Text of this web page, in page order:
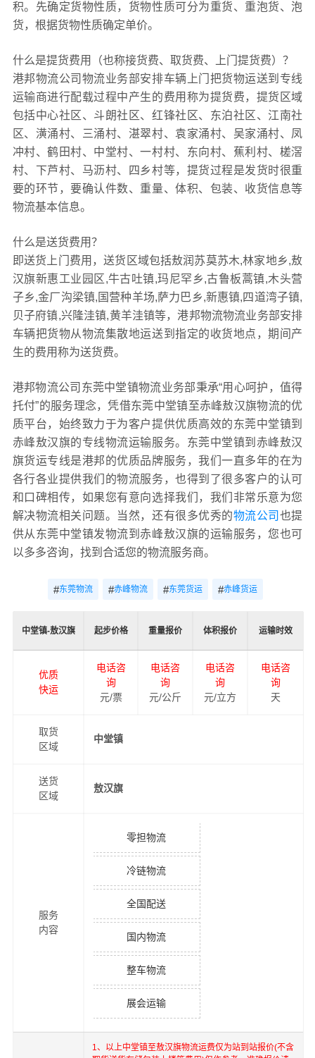
积。先确定货物性质，货物性质可分为重货、重泡货、泡
货，根据货物性质确定单价。
什么是提货费用（也称接货费、取货费、上门提货费）？
港邦物流公司物流业务部安排车辆上门把货物运送到专线
运输商进行配载过程中产生的费用称为提货费，提货区域
包括中心社区、斗朗社区、红锋社区、东泊社区、江南社
区、潢涌村、三涌村、湛翠村、袁家涌村、吴家涌村、凤
冲村、鹤田村、中堂村、一村村、东向村、蕉利村、槎滘
村、下芦村、马沥村、四乡村等，提货过程是发货时很重
要的环节，要确认件数、重量、体积、包装、收货信息等
物流基本信息。
什么是送货费用？
即送货上门费用，送货区域包括敖润苏莫苏木,林家地乡,敖
汉旗新惠工业园区,牛古吐镇,玛尼罕乡,古鲁板蒿镇,木头营
子乡,金厂沟梁镇,国营种羊场,萨力巴乡,新惠镇,四道湾子镇,
贝子府镇,兴隆洼镇,黄羊洼镇等，港邦物流物流业务部安排
车辆把货物从物流集散地运送到指定的收货地点，期间产
生的费用称为送货费。
港邦物流公司东莞中堂镇物流业务部秉承“用心呵护，值得
托付”的服务理念，凭借东莞中堂镇至赤峰敖汉旗物流的优
质平台，始终致力于为客户提供优质高效的东莞中堂镇到
赤峰敖汉旗的专线物流运输服务。东莞中堂镇到赤峰敖汉
旗货运专线是港邦的优质品牌服务，我们一直多年的在为
各行各业提供我们的物流服务，也得到了很多客户的认可
和口碑相传，如果您有意向选择我们，我们非常乐意为您
解决物流相关问题。当然，还有很多优秀的物流公司 也提
供从东莞中堂镇发物流到赤峰敖汉旗的运输服务，您也可
以多多咨询，找到合适您的物流服务商。
#东莞物流 #赤峰物流 #东莞货运 #赤峰货运
中堂镇-敖汉旗 起步价格 重量报价 体积报价 运输时效
优质
快运
电话咨
询
元/票
电话咨
询
元/公斤
电话咨
询
元/立方
电话咨
询
天
取货
区域
中堂镇
送货
区域
敖汉旗
服务
内容
零担物流
冷链物流
全国配送
国内物流
整车物流
展会运输
1、以上中堂镇至敖汉旗物流运费仅为站到站报价(不含